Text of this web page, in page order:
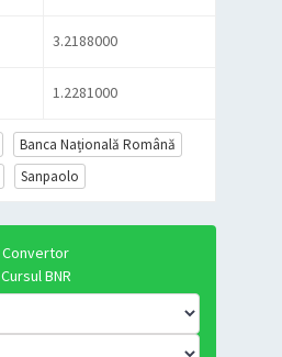
3.2188000
1.2281000
Banca Națională Română
Sanpaolo
Convertor
Cursul BNR